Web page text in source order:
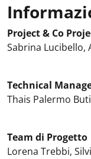
Project & Co
Sabrina Lucibello,
Technical
Thais Palermo Buti
Team di Progetto
Lorena Trebbi,